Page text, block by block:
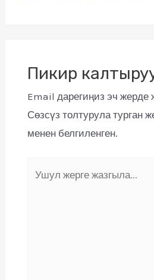
Пикир
Email дарегиңиз эч жерде
Сөзсүз толтурула турган
менен белгиленген.